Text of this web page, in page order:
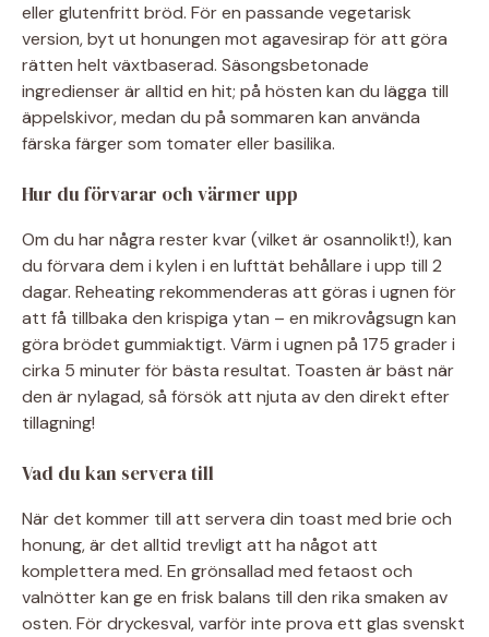
eller glutenfritt bröd. För en passande vegetarisk
version, byt ut honungen mot agavesirap för att göra
rätten helt växtbaserad. Säsongsbetonade
ingredienser är alltid en hit; på hösten kan du lägga till
äppelskivor, medan du på sommaren kan använda
färska färger som tomater eller basilika.
Hur du förvarar och värmer upp
Om du har några rester kvar (vilket är osannolikt!), kan
du förvara dem i kylen i en lufttät behållare i upp till 2
dagar. Reheating rekommenderas att göras i ugnen för
att få tillbaka den krispiga ytan – en mikrovågsugn kan
göra brödet gummiaktigt. Värm i ugnen på 175 grader i
cirka 5 minuter för bästa resultat. Toasten är bäst när
den är nylagad, så försök att njuta av den direkt efter
tillagning!
Vad du kan servera till
När det kommer till att servera din toast med brie och
honung, är det alltid trevligt att ha något att
komplettera med. En grönsallad med fetaost och
valnötter kan ge en frisk balans till den rika smaken av
osten. För dryckesval, varför inte prova ett glas svenskt